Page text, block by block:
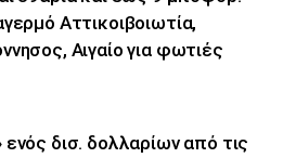
Αττικοιβοιωτία,
Αιγαίο για φωτιές
δισ. δολλαρίων από τις